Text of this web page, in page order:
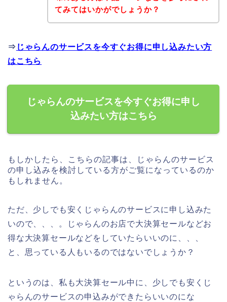
てみてはいかがでしょうか？
⇒ じゃらんのサービスを今すぐお得に申し込みたい方
はこちら
じゃらんのサービスを今すぐお得に申し
込みたい方はこちら
もしかしたら、こちらの記事は、じゃらんのサービス
の申し込みを検討している方がご覧になっているのか
もしれません。
ただ、少しでも安くじゃらんのサービスに申し込みた
いので、、、。じゃらんのお店で大決算セールなどお
得な大決算セールなどをしていたらいいのに、、、
と、思っている人もいるのではないでしょうか？
というのは、私も大決算セール中に、少しでも安くじ
ゃらんのサービスの申込みができたらいいのにな